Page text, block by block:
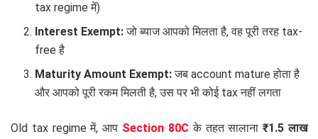
tax regime में)
Interest Exempt:जो ब्याज आपको मिलता है, वह पूरी तरह tax-
free है
Maturity Amount Exempt:जब account mature होता है
और आपको पूरी रकम मिलती है, उस पर भी कोई tax नहीं लगता
Old tax regime में, आप Section 80C के तहत सालाना₹1.5 लाख